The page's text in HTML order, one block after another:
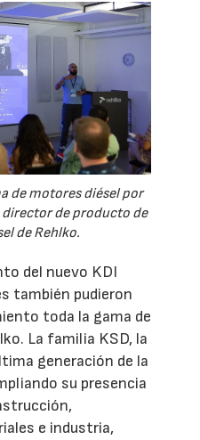
de motores diésel por
director de producto de
de Rehlko.
del nuevo KDI
también pudieron
toda la gama de
La familia KSD, la
generación de la
su presencia
e industria,